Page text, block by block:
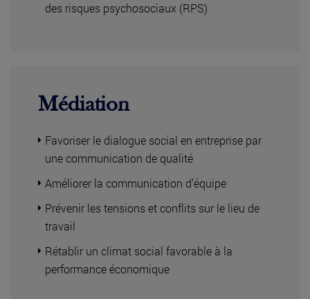
des risques psychosociaux (RPS)
Médiation
Favoriser le dialogue social en entreprise par
une communication de qualité
Améliorer la communication d’équipe
Prévenir les tensions et conflits sur le lieu de
travail
Rétablir un climat social favorable à la
performance économique